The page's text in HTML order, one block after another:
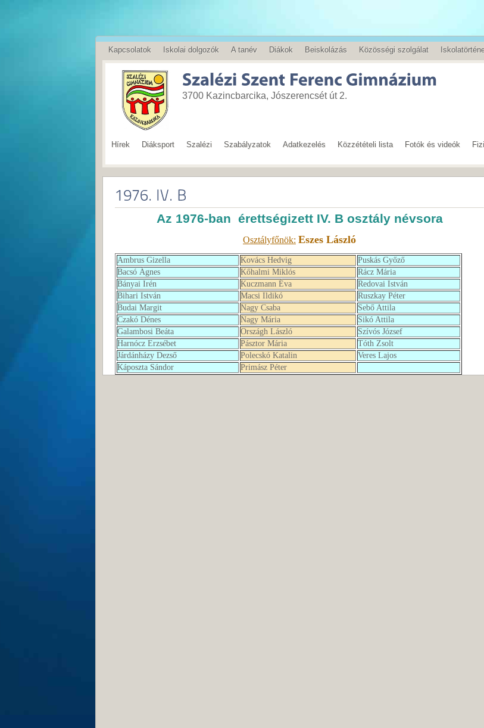
Kapcsolatok Iskolai dolgozók A tanév Diákok Beiskolázás Közösségi szolgálat
English
3700 Kazincbarcika, Jószerencsét út 2.
Hírek Diáksport Szalézi Szabályzatok Adatkezelés Közzétételi lista Fotók és videók
Az 1976-ban érettségizett IV. B osztály névsora
Osztályfőnök: Eszes László
Ambrus Gizella Kovács Hedvig
Puskás Győző
Bacsó Ágnes
Kőhalmi Miklós
Rácz Mária
Bányai Irén
Kuczmann Éva
Redovai István
Bihari István
Macsi Ildikó
Ruszkay Péter
Budai Margit
Nagy Csaba
Sebő Attila
Czakó Dénes
Nagy Mária
Sikó Attila
Galambosi Beáta
Országh László
Szívós József
Harnócz Erzsébet
Pásztor Mária
Tóth Zsolt
Járdánházy Dezső
Polecskó Katalin
Veres Lajos
Káposzta Sándor
Primász Péter